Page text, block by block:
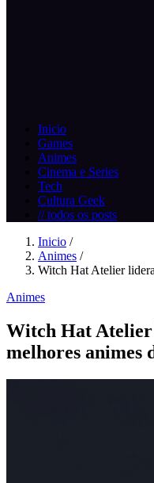
Inicio
Games
Animes
Cinema e Series
Tech
Cultura Geek
// todos os posts
Inicio /
Animes /
Witch Hat Atelier
Animes
Witch Hat
melhores animes